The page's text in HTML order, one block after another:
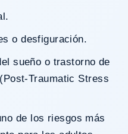
o desfiguración.
Traumatic Stress
de los riesgos más